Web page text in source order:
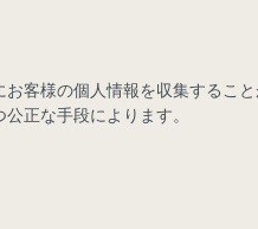
客様の個人情報を収集すること
正な手段によります。